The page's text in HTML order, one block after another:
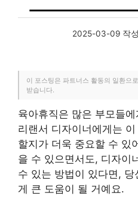
2025-03-09 작
이 포스팅은 파트너스 활동의 일환으
받습니다.
육아휴직은 많은 부모들
리랜서 디자이너에게는
할지가 더욱 중요할 수 있
을 수 있으면서도, 디자이
수 있는 방법이 있다면,
게 큰 도움이 될 거예요.